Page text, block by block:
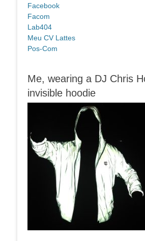
Facebook
Facom
Lab404
Meu CV Lattes
Pos-Com
Me, wearing a DJ Chris
invisible hoodie